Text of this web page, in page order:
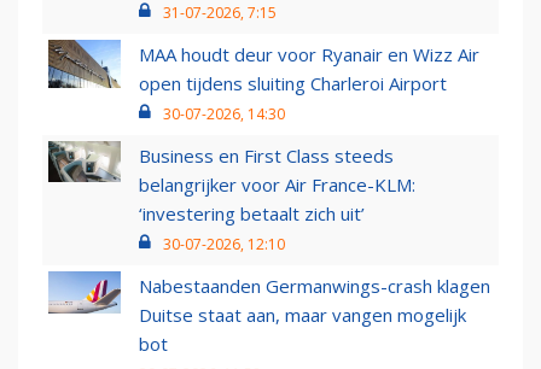
31-07-2026, 7:15
MAA houdt deur voor Ryanair en Wizz Air
open tijdens sluiting Charleroi Airport
30-07-2026, 14:30
Business en First Class steeds
belangrijker voor Air France-KLM:
‘investering betaalt zich uit’
30-07-2026, 12:10
Nabestaanden Germanwings-crash klagen
Duitse staat aan, maar vangen mogelijk
bot